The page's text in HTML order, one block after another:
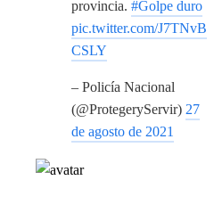
provincia. #Golpe duro
pic.twitter.com/J7TNvB
CSLY
– Policía Nacional
(@ProtegeryServir) 27
de agosto de 2021